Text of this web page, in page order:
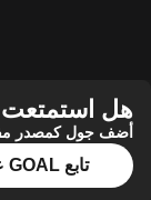
هل استمتعت
أضف جول كمصدر
تابع GOAL على جوجل